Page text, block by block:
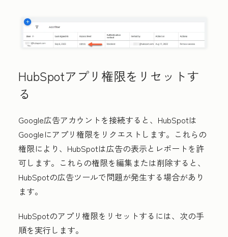
HubSpotアプリ権限をリセットす
る
Google広告アカウントを接続すると、HubSpotは
Googleにアプリ権限をリクエストします。これらの
権限により、HubSpotは広告の表示とレポートを許
可します。これらの権限を編集または削除すると、
HubSpotの広告ツールで問題が発生する場合があり
ます。
HubSpotのアプリ権限をリセットするには、次の手
順を実行します。